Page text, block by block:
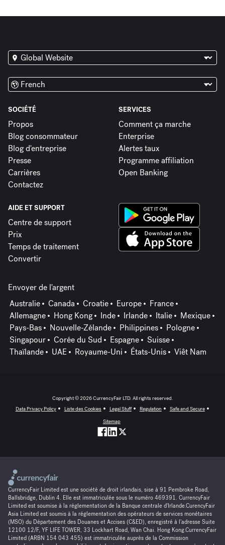
SOCIÉTÉ
Propos
Blog consommateur
Blog d'entreprise
Presse
Carrières
Contactez
SERVICES
Comment ça marche
Enterprise
Alertes taux
Programme affiliation
Open Banking
AIDE ET SUPPORT
Centre de support
Prix
Temps de traitement
Convertir
Envoyer de l'argent
Australie
Canada Croatie Europe
France
Allemagne
Hong Kong Inde Irlande Italie
Mexique
Pays-Bas
Nouvelle-Zélande Philippines
Pologne
Singapour
Corée du Sud Espagne
Suisse
Thaïlande
UAE Royaume-Uni États-Unis Viêt Nam
Copyright © 2026 CurrencyFair LTD. All rights reserved.
Data Privacy Policy
Liste des Cookies Legal Stuff Regulation
Safe and Secure
Sitemap
CurrencyFair Limited est une société de droit irlandais, sise à 91 Pembroke Road,
Ballsbridge, Dublin 4. Elle est immatriculée sous le numéro 469391. CurrencyFair
Limited est soumise à la réglementation de la Banque centrale d'Irlande.CurencyFair
Asia Limited est soumis à la réglementation des opérateurs de services monétaires
(MSO) du Département des Douanes et Accises (C&ED), enregistré à l'adresse Suite
12100 12/F, YF LIFE TOWER, 33 Lockhart Road, Wan Chai. Hong Kong.CurrencyFair
Limited (ARBN 154 043 455) est immatriculée auprès de la Commission